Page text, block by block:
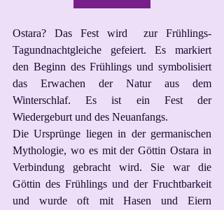
Ostara? Das Fest wird  zur Frühlings-
Tagundnachtgleiche gefeiert. Es markiert
den Beginn des Frühlings und symbolisiert
das Erwachen der Natur aus dem
Winterschlaf. Es ist ein Fest der
Wiedergeburt und des Neuanfangs.
Die Ursprünge liegen in der germanischen
Mythologie, wo es mit der Göttin Ostara in
Verbindung gebracht wird. Sie war die
Göttin des Frühlings und der Fruchtbarkeit
und wurde oft mit Hasen und Eiern